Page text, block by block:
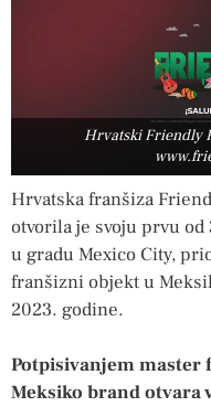
Hrvatski Friendly
Hrvatska franšiza
otvorila je svoju prvu
u gradu Mexico City,
franšizni objekt u
2023. godine.
Potpisivanjem master
Meksiko brand otvara